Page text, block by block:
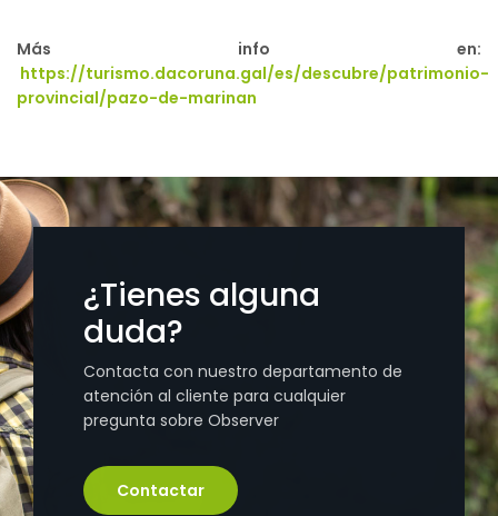
Más info en:
https://turismo.dacoruna.gal/es/descubre/patrimonio-
provincial/pazo-de-marinan
¿Tienes alguna
duda?
Contacta con nuestro departamento de
atención al cliente para cualquier
pregunta sobre Observer
Contactar